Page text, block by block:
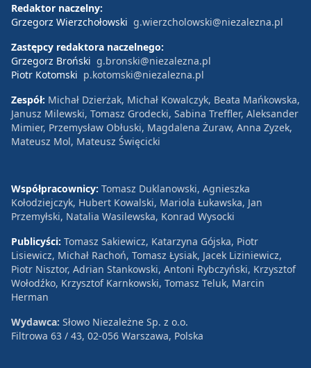
Redaktor naczelny:
Grzegorz Wierzchołowski g.wierzcholowski@niezalezna.pl
Zastępcy redaktora naczelnego:
Grzegorz Broński g.bronski@niezalezna.pl
Piotr Kotomski p.kotomski@niezalezna.pl
Zespół: Michał Dzierżak, Michał Kowalczyk, Beata Mańkowska,
Janusz Milewski, Tomasz Grodecki, Sabina Treffler, Aleksander
Mimier, Przemysław Obłuski, Magdalena Żuraw, Anna Zyzek,
Mateusz Mol, Mateusz Święcicki
Współpracownicy: Tomasz Duklanowski, Agnieszka
Kołodziejczyk, Hubert Kowalski, Mariola Łukawska, Jan
Przemyłski, Natalia Wasilewska, Konrad Wysocki
Publicyści: Tomasz Sakiewicz, Katarzyna Gójska, Piotr
Lisiewicz, Michał Rachoń, Tomasz Łysiak, Jacek Liziniewicz,
Piotr Nisztor, Adrian Stankowski, Antoni Rybczyński, Krzysztof
Wołodźko, Krzysztof Karnkowski, Tomasz Teluk, Marcin
Herman
Wydawca: Słowo Niezależne Sp. z o.o.
Filtrowa 63 / 43, 02-056 Warszawa, Polska